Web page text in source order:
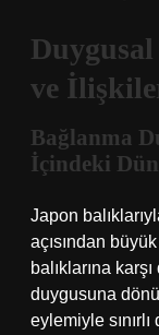
ve
Bağlanma
İçindeki
Japon
açısından
balıklarına
duygusuna
eylemiyle